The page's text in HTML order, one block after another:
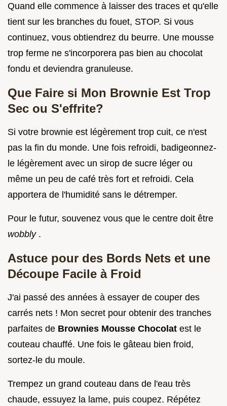
Quand elle commence à laisser des traces et qu'elle
tient sur les branches du fouet, STOP. Si vous
continuez, vous obtiendrez du beurre. Une mousse
trop ferme ne s'incorporera pas bien au chocolat
fondu et deviendra granuleuse.
Que Faire si Mon Brownie Est Trop
Sec ou S'effrite?
Si votre brownie est légèrement trop cuit, ce n'est
pas la fin du monde. Une fois refroidi, badigeonnez-
le légèrement avec un sirop de sucre léger ou
même un peu de café très fort et refroidi. Cela
apportera de l'humidité sans le détremper.
Pour le futur, souvenez vous que le centre doit être
wobbly .
Astuce pour des Bords Nets et une
Découpe Facile à Froid
J'ai passé des années à essayer de couper des
carrés nets ! Mon secret pour obtenir des tranches
parfaites de Brownies Mousse Chocolat est le
couteau chauffé. Une fois le gâteau bien froid,
sortez-le du moule.
Trempez un grand couteau dans de l'eau très
chaude, essuyez la lame, puis coupez. Répétez